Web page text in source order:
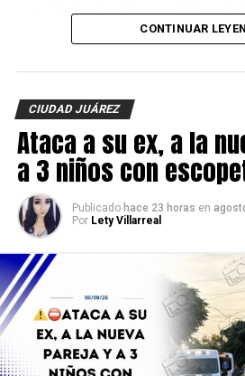
autoridades localizaron al tigre de
una jaula, además de un lagarto y
En el mismo sitio fue asegurada
vehículo que presuntamente
hechos que son investigados.
Posteriormente, las
segundo cateo en un domicilio de
Obregón, inmueble donde, de
investigaciones, presuntamente
homicidio registrado entre el 31
Durante la inspección fueron
indicios, entre ellos rastros
quedaron bajo resguardo para su
la carpeta de investigación.
CONTINUAR
CIUDAD JUÁREZ
Ataca a su ex, a la
a 3 niños con
Publicado hace 23 horas en
Por Lety Villarreal